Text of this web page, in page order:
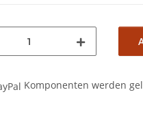
Komponenten werden